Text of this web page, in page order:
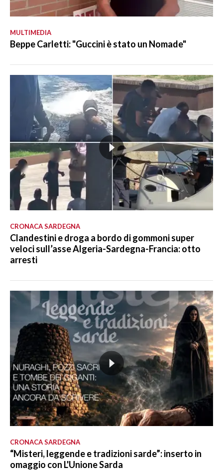
MULTIMEDIA
Beppe Carletti: "Guccini è stato un Nomade"
CRONACA SARDEGNA
Clandestini e droga a bordo di gommoni super
veloci sull’asse Algeria-Sardegna-Francia: otto
arresti
CRONACA SARDEGNA
“Misteri, leggende e tradizioni sarde”: inserto in
omaggio con L'Unione Sarda